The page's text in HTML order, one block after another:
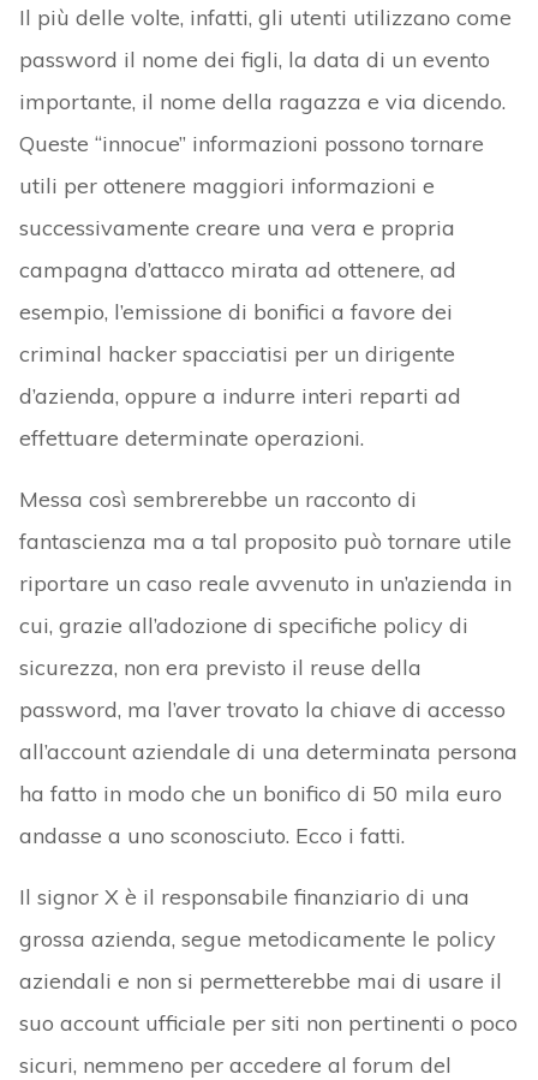
Il più delle volte, infatti, gli utenti utilizzano come
password il nome dei figli, la data di un evento
importante, il nome della ragazza e via dicendo.
Queste “innocue” informazioni possono tornare
utili per ottenere maggiori informazioni e
successivamente creare una vera e propria
campagna d’attacco mirata ad ottenere, ad
esempio, l’emissione di bonifici a favore dei
criminal hacker spacciatisi per un dirigente
d’azienda, oppure a indurre interi reparti ad
effettuare determinate operazioni.
Messa così sembrerebbe un racconto di
fantascienza ma a tal proposito può tornare utile
riportare un caso reale avvenuto in un’azienda in
cui, grazie all’adozione di specifiche policy di
sicurezza, non era previsto il reuse della
password, ma l’aver trovato la chiave di accesso
all’account aziendale di una determinata persona
ha fatto in modo che un bonifico di 50 mila euro
andasse a uno sconosciuto. Ecco i fatti.
Il signor X è il responsabile finanziario di una
grossa azienda, segue metodicamente le policy
aziendali e non si permetterebbe mai di usare il
suo account ufficiale per siti non pertinenti o poco
sicuri, nemmeno per accedere al forum del